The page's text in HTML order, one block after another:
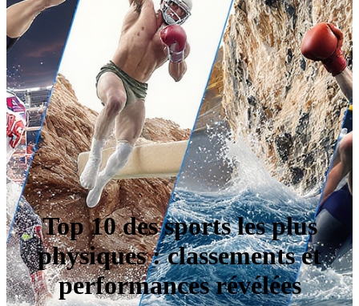
Top 10 des sports les plus
physiques : classements et
performances révélées